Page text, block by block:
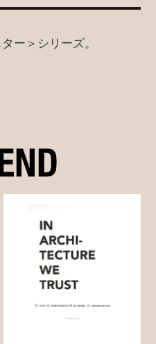
ー＞シリーズ。